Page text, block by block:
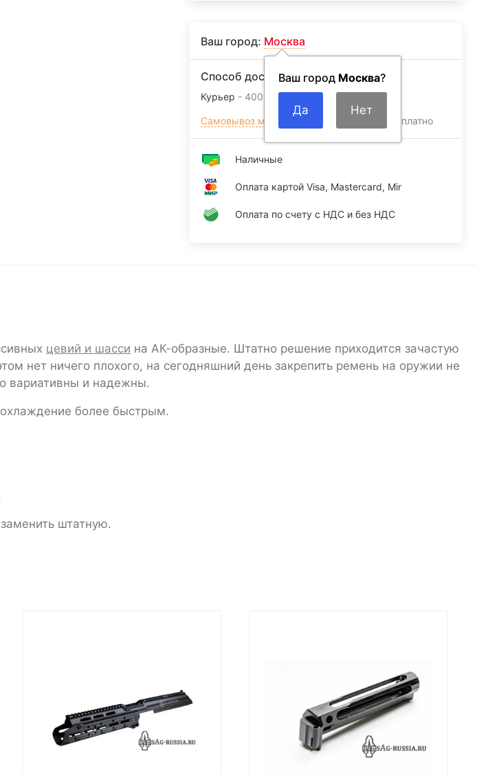
Ваш город: Москва
Ваш город Москва?
Способ доставки
Курьер 400
Самовывоз магазин Москва м.ВДНХ Бесплатно
Наличные
Оплата картой Visa, Mastercard, Mir
Оплата по счету c НДС и без НДС
цевий и шасси на АК-образные. Штатно решение приходится зачастую
нет ничего плохого, на сегодняшний день закрепить ремень на оружии не
вариативны и надежны.
более быстрым.
штатную.